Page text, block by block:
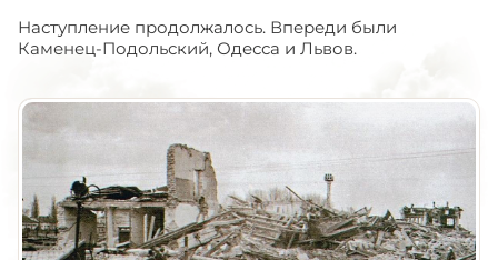
Наступление продолжалось. Впереди были
Каменец-Подольский, Одесса и Львов.